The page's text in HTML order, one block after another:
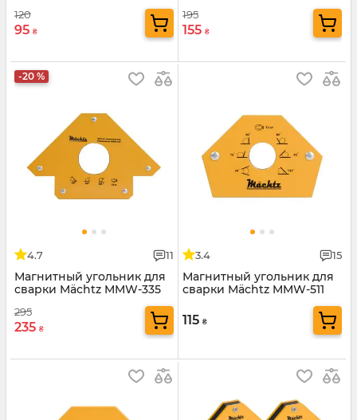
120
95 ₴
195
155 ₴
-20 %
4.7 11
Магнитный угольник для
сварки Mächtz MMW-335
295
235 ₴
3.4 15
Магнитный угольник для
сварки Mächtz MMW-511
115 ₴